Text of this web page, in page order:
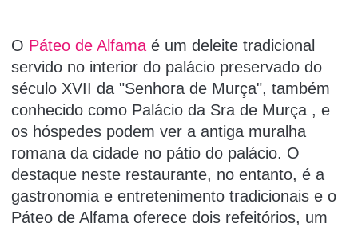
O Páteo de Alfama é um deleite tradicional
servido no interior do palácio preservado do
século XVII da "Senhora de Murça", também
conhecido como Palácio da Sra de Murça , e
os hóspedes podem ver a antiga muralha
romana da cidade no pátio do palácio. O
destaque neste restaurante, no entanto, é a
gastronomia e entretenimento tradicionais e o
Páteo de Alfama oferece dois refeitórios, um